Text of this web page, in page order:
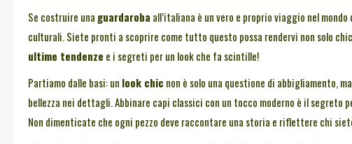
Se costruire una guardaroba all’italiana è un vero e proprio viaggio nel mondo
culturali. Siete pronti a scoprire come tutto questo possa rendervi non solo
ultime tendenze e i segreti per un look che fa scintille!
Partiamo dalle basi: un look chic non è solo una questione di abbigliamento,
bellezza nei dettagli. Abbinare capi classici con un tocco moderno è il segreto
Non dimenticate che ogni pezzo deve raccontare una storia e riflettere chi